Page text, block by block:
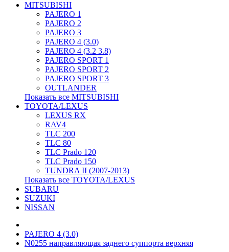
MITSUBISHI
PAJERO 1
PAJERO 2
PAJERO 3
PAJERO 4 (3.0)
PAJERO 4 (3.2 3.8)
PAJERO SPORT 1
PAJERO SPORT 2
PAJERO SPORT 3
OUTLANDER
Показать все MITSUBISHI
TOYOTA/LEXUS
LEXUS RX
RAV4
TLC 200
TLC 80
TLC Prado 120
TLC Prado 150
TUNDRA II (2007-2013)
Показать все TOYOTA/LEXUS
SUBARU
SUZUKI
NISSAN
PAJERO 4 (3.0)
N0255 направляющая заднего суппорта верхняя